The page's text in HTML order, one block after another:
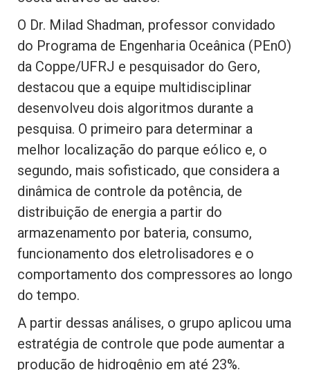
O Dr. Milad Shadman, professor convidado
do Programa de Engenharia Oceânica (PEnO)
da Coppe/UFRJ e pesquisador do Gero,
destacou que a equipe multidisciplinar
desenvolveu dois algoritmos durante a
pesquisa. O primeiro para determinar a
melhor localização do parque eólico e, o
segundo, mais sofisticado, que considera a
dinâmica de controle da potência, de
distribuição de energia a partir do
armazenamento por bateria, consumo,
funcionamento dos eletrolisadores e o
comportamento dos compressores ao longo
do tempo.
A partir dessas análises, o grupo aplicou uma
estratégia de controle que pode aumentar a
produção de hidrogênio em até 23%.